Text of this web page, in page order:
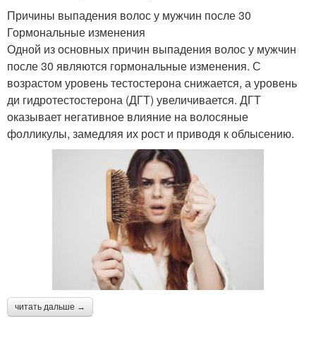
Причины выпадения волос у мужчин после 30
Гормональные изменения
Одной из основных причин выпадения волос у мужчин
после 30 являются гормональные изменения. С
возрастом уровень тестостерона снижается, а уровень
ди гидротестостерона (ДГТ) увеличивается. ДГТ
оказывает негативное влияние на волосяные
фолликулы, замедляя их рост и приводя к облысению.
читать дальше →